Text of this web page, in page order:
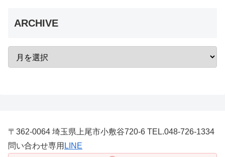
ARCHIVE
〒362-0064 埼玉県上尾市小敷谷720-6 TEL.048-726-1334
問い合わせ専用 LINE